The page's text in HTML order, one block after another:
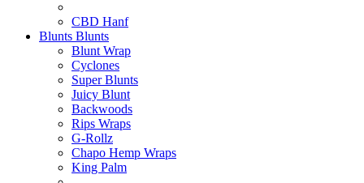
CBD Hanf
Blunts Blunts
Blunt Wrap
Cyclones
Super Blunts
Juicy Blunt
Backwoods
Rips Wraps
G-Rollz
Chapo Hemp Wraps
King Palm